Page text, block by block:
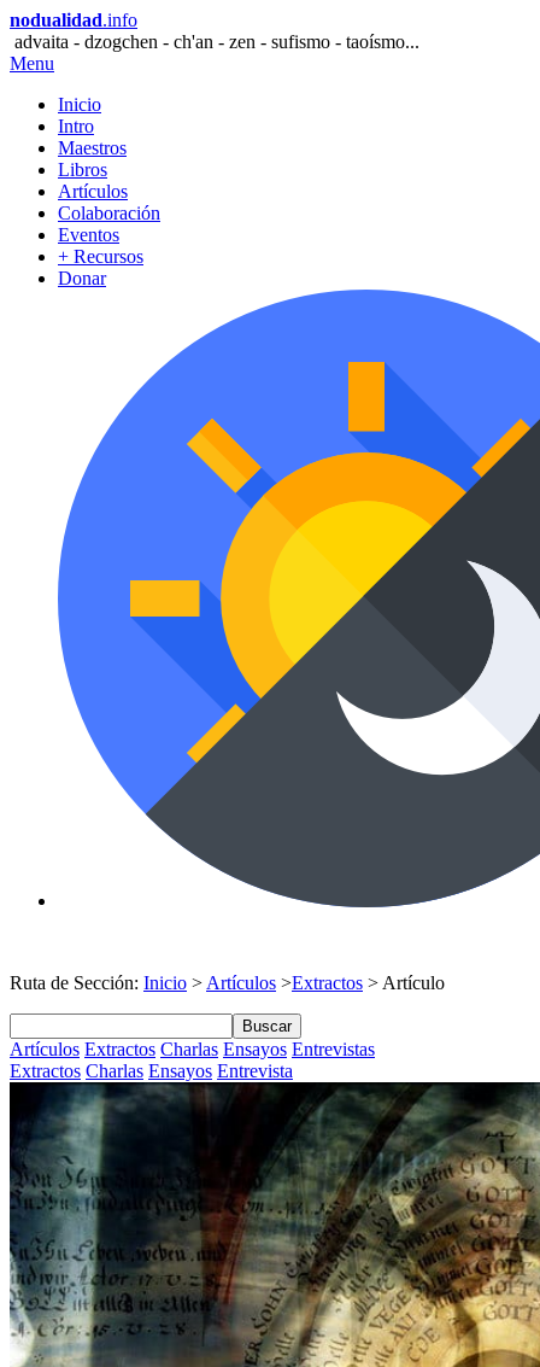
nodualidad.info
advaita - dzogchen - ch'an - zen - sufismo - taoísmo...
Menu
Inicio
Intro
Maestros
Libros
Artículos
Colaboración
Eventos
+ Recursos
Donar
Ruta de Sección: Inicio > Artículos >Extractos > Artículo
Buscar
Artículos Extractos Charlas Ensayos Entrevistas
Extractos Charlas Ensayos Entrevista